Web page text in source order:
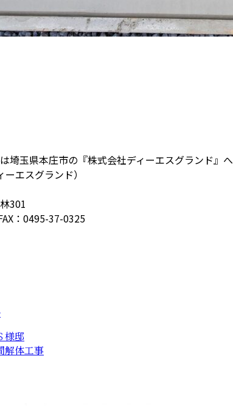
埼玉県本庄市の『株式会社ディーエスグランド』へ
エスグランド）
301
：0495-37-0325
様邸
解体工事